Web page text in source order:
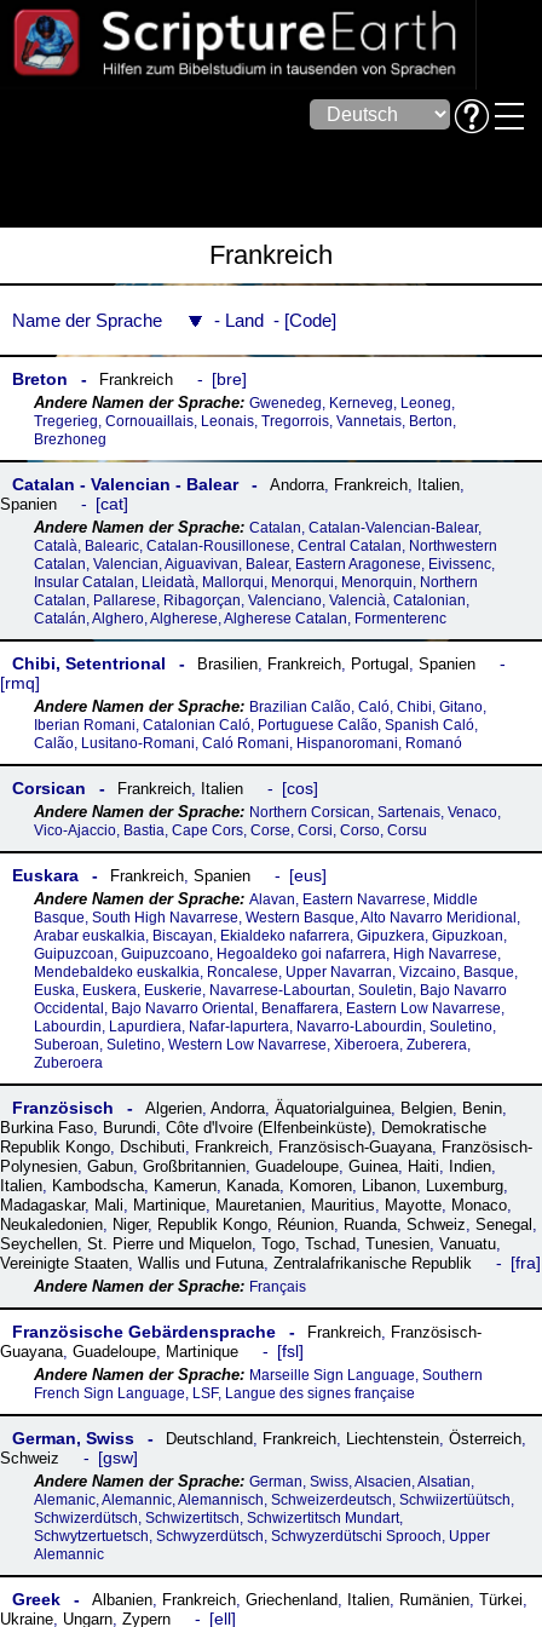
Frankreich
Name der Sprache Land Code
Breton Frankreich bre
Gwenedeg, Kerneveg, Leoneg,
Tregerieg, Cornouaillais, Leonais, Tregorrois, Vannetais, Berton,
Brezhoneg
Catalan - Valencian - Balear Andorra, Frankreich, Italien,
Spanien
cat
Catalan, Catalan-Valencian-Balear,
Català, Balearic, Catalan-Rousillonese, Central Catalan, Northwestern
Catalan, Valencian, Aiguavivan, Balear, Eastern Aragonese, Eivissenc,
Insular Catalan, Lleidatà, Mallorqui, Menorqui, Menorquin, Northern
Catalan, Pallarese, Ribagorçan, Valenciano, Valencià, Catalonian,
Catalán, Alghero, Algherese, Algherese Catalan, Formenterenc
Chibi, Setentrional Brasilien, Frankreich, Portugal , Spanien
rmq
Brazilian Calão, Caló, Chibi, Gitano,
Iberian Romani, Catalonian Caló, Portuguese Calão, Spanish Caló,
Calão, Lusitano-Romani, Caló Romani, Hispanoromani, Romanó
Corsican Frankreich, Italien cos
Northern Corsican, Sartenais, Venaco,
Vico-Ajaccio, Bastia, Cape Cors, Corse, Corsi, Corso, Corsu
Euskara Frankreich, Spanien eus
Alavan, Eastern Navarrese, Middle
Basque, South High Navarrese, Western Basque, Alto Navarro Meridional,
Arabar euskalkia, Biscayan, Ekialdeko nafarrera, Gipuzkera, Gipuzkoan,
Guipuzcoan, Guipuzcoano, Hegoaldeko goi nafarrera, High Navarrese,
Mendebaldeko euskalkia, Roncalese, Upper Navarran, Vizcaino, Basque,
Euska, Euskera, Euskerie, Navarrese-Labourtan, Souletin, Bajo Navarro
Occidental, Bajo Navarro Oriental, Benaffarera, Eastern Low Navarrese,
Labourdin, Lapurdiera, Nafar-lapurtera, Navarro-Labourdin, Souletino,
Suberoan, Suletino, Western Low Navarrese, Xiberoera, Zuberera,
Zuberoera
Französisch Algerien, Andorra, Äquatorialguinea, Belgien, Benin,
Burkina Faso, Burundi, Côte dꞌIvoire (Elfenbeinküste), Demokratische
Republik Kongo, Dschibuti, Frankreich, Französisch-Guayana, Französisch-
Polynesien, Gabun, Großbritannien, Guadeloupe, Guinea, Haiti, Indien,
Italien, Kambodscha, Kamerun, Kanada, Komoren, Libanon, Luxemburg,
Madagaskar, Mali, Martinique, Mauretanien, Mauritius, Mayotte, Monaco,
Neukaledonien, Niger, Republik Kongo, Réunion, Ruanda, Schweiz, Senegal ,
Seychellen, St. Pierre und Miquelon, Togo, Tschad, Tunesien, Vanuatu,
Vereinigte Staaten, Wallis und Futuna, Zentralafrikanische Republik fra
Français
Französische Gebärdensprache Frankreich, Französisch-
Guayana, Guadeloupe, Martinique fsl
Marseille Sign Language, Southern
French Sign Language, LSF, Langue des signes française
German, Swiss Deutschland, Frankreich, Liechtenstein, Österreich,
Schweiz
gsw
German, Swiss, Alsacien, Alsatian,
Alemanic, Alemannic, Alemannisch, Schweizerdeutsch, Schwiizertüütsch,
Schwizerdütsch, Schwizertitsch, Schwizertitsch Mundart,
Schwytzertuetsch, Schwyzerdütsch, Schwyzerdütschi Sprooch, Upper
Alemannic
Greek Albanien, Frankreich, Griechenland, Italien, Rumänien, Türkei,
Ukraine, Ungarn, Zypern ell